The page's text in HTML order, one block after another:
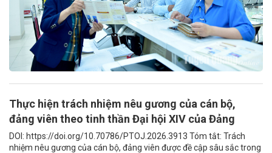
Thực hiện trách nhiệm nêu gương của cán bộ,
đảng viên theo tinh thần Đại hội XIV của Đảng
DOI: https://doi.org/10.70786/PTOJ.2026.3913 Tóm tắt: Trách
nhiệm nêu gương của cán bộ, đảng viên được đề cập sâu sắc trong